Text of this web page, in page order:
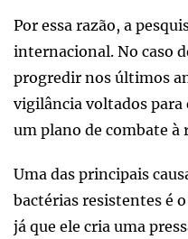
Por essa razão, a
internacional. No caso
progredir nos últimos
vigilância voltados para
um plano de combate
Uma das principais
bactérias resistentes é
já que ele cria uma